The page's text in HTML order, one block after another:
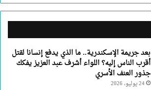
بعد جريمة الإسكندرية.. ما الذي يدفع إنسانا لقتل
أقرب الناس إليه؟ اللواء أشرف عبد العزيز يفكك
جذور العنف الأسري
24 يوليو، 2026